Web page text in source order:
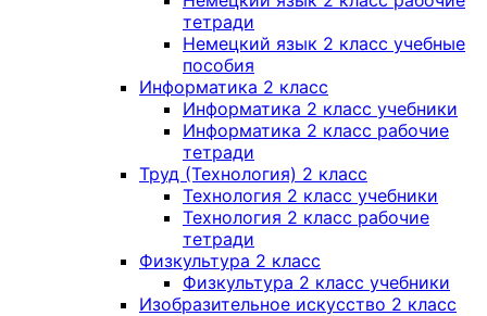
тетради
Немецкий язык 2 класс учебные
пособия
Информатика 2 класс
Информатика 2 класс учебники
Информатика 2 класс рабочие
тетради
Труд (Технология) 2 класс
Технология 2 класс учебники
Технология 2 класс рабочие
тетради
Физкультура 2 класс
Физкультура 2 класс учебники
Изобразительное искусство 2 класс